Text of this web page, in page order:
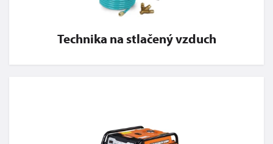
Technika na stlačený vzduch